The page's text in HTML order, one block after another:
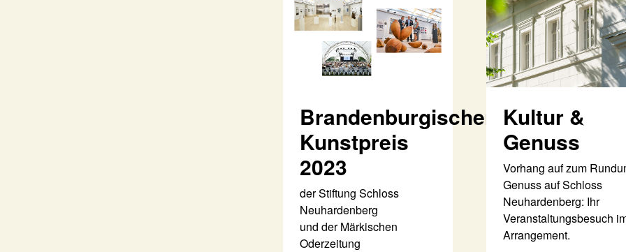
Brandenburgischer
Kunstpreis
2023
der Stiftung Schloss
Neuhardenberg
und der Märkischen
Oderzeitung
Kultur &
Genuss
Vorhang auf zum
Genuss auf Schloss
Neuhardenberg: Ihr
Veranstaltungsbesuch
Arrangement.